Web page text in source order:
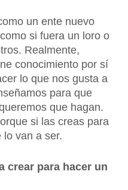
un ente nuevo
si fuera un loro o
Realmente,
conocimiento por sí
lo que nos gusta a
para que
que hagan.
si las creas para
lo van a ser.
crear para hacer un